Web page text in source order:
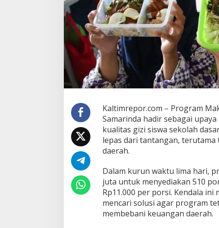
r
a
m
M
a
n
B
r
g
i
z
i
a
t
i
s
P
e
Kaltimrepor.com – Program
Samarinda hadir sebagai
kualitas gizi siswa sekolah
lepas dari tantangan,
daerah.
Dalam kurun waktu lima hari,
juta untuk menyediakan 510
Rp11.000 per porsi. Kendala
mencari solusi agar program
membebani keuangan daerah.